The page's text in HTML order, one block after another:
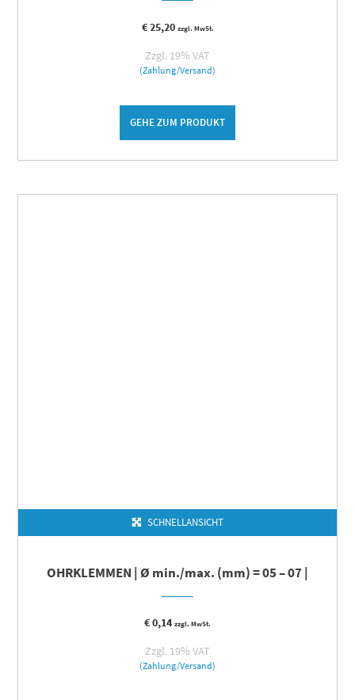
€25,20 zzgl. MwSt.
Zzgl. 19% VAT
(Zahlung/Versand)
GEHE ZUM PRODUKT
SCHNELLANSICHT
OHRKLEMMEN | Ø min./max. (mm) = 05 – 07 |
€0,14 zzgl. MwSt.
Zzgl. 19% VAT
(Zahlung/Versand)